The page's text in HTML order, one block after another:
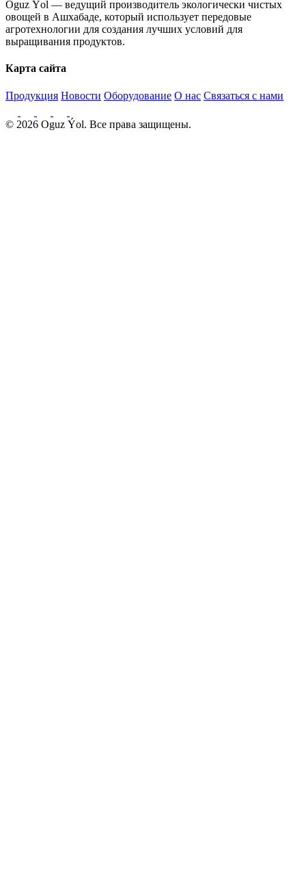
Oguz Ýol — ведущий производитель экологически чистых
овощей в Ашхабаде, который использует передовые
агротехнологии для создания лучших условий для
выращивания продуктов.
Карта сайта
Продукция Новости Оборудование О нас Связаться с нами
© 2026 Oguz Ýol. Все права защищены.